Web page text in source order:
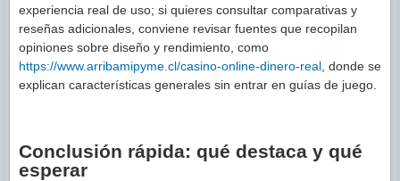
experiencia real de uso; si quieres consultar comparativas y
reseñas adicionales, conviene revisar fuentes que recopilan
opiniones sobre diseño y rendimiento, como
https://www.arribamipyme.cl/casino-online-dinero-real, donde se
explican características generales sin entrar en guías de juego.
Conclusión rápida: qué destaca y qué
esperar